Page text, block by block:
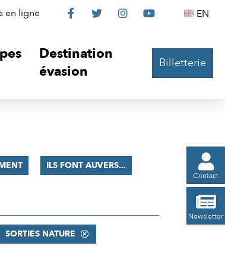
en ligne
Le
sur

Le

Le

Le
 EN
Destination
évasion
Billetterie

Contact

Newsletter
ILS FONT AUVERS...
SORTIES NATURE